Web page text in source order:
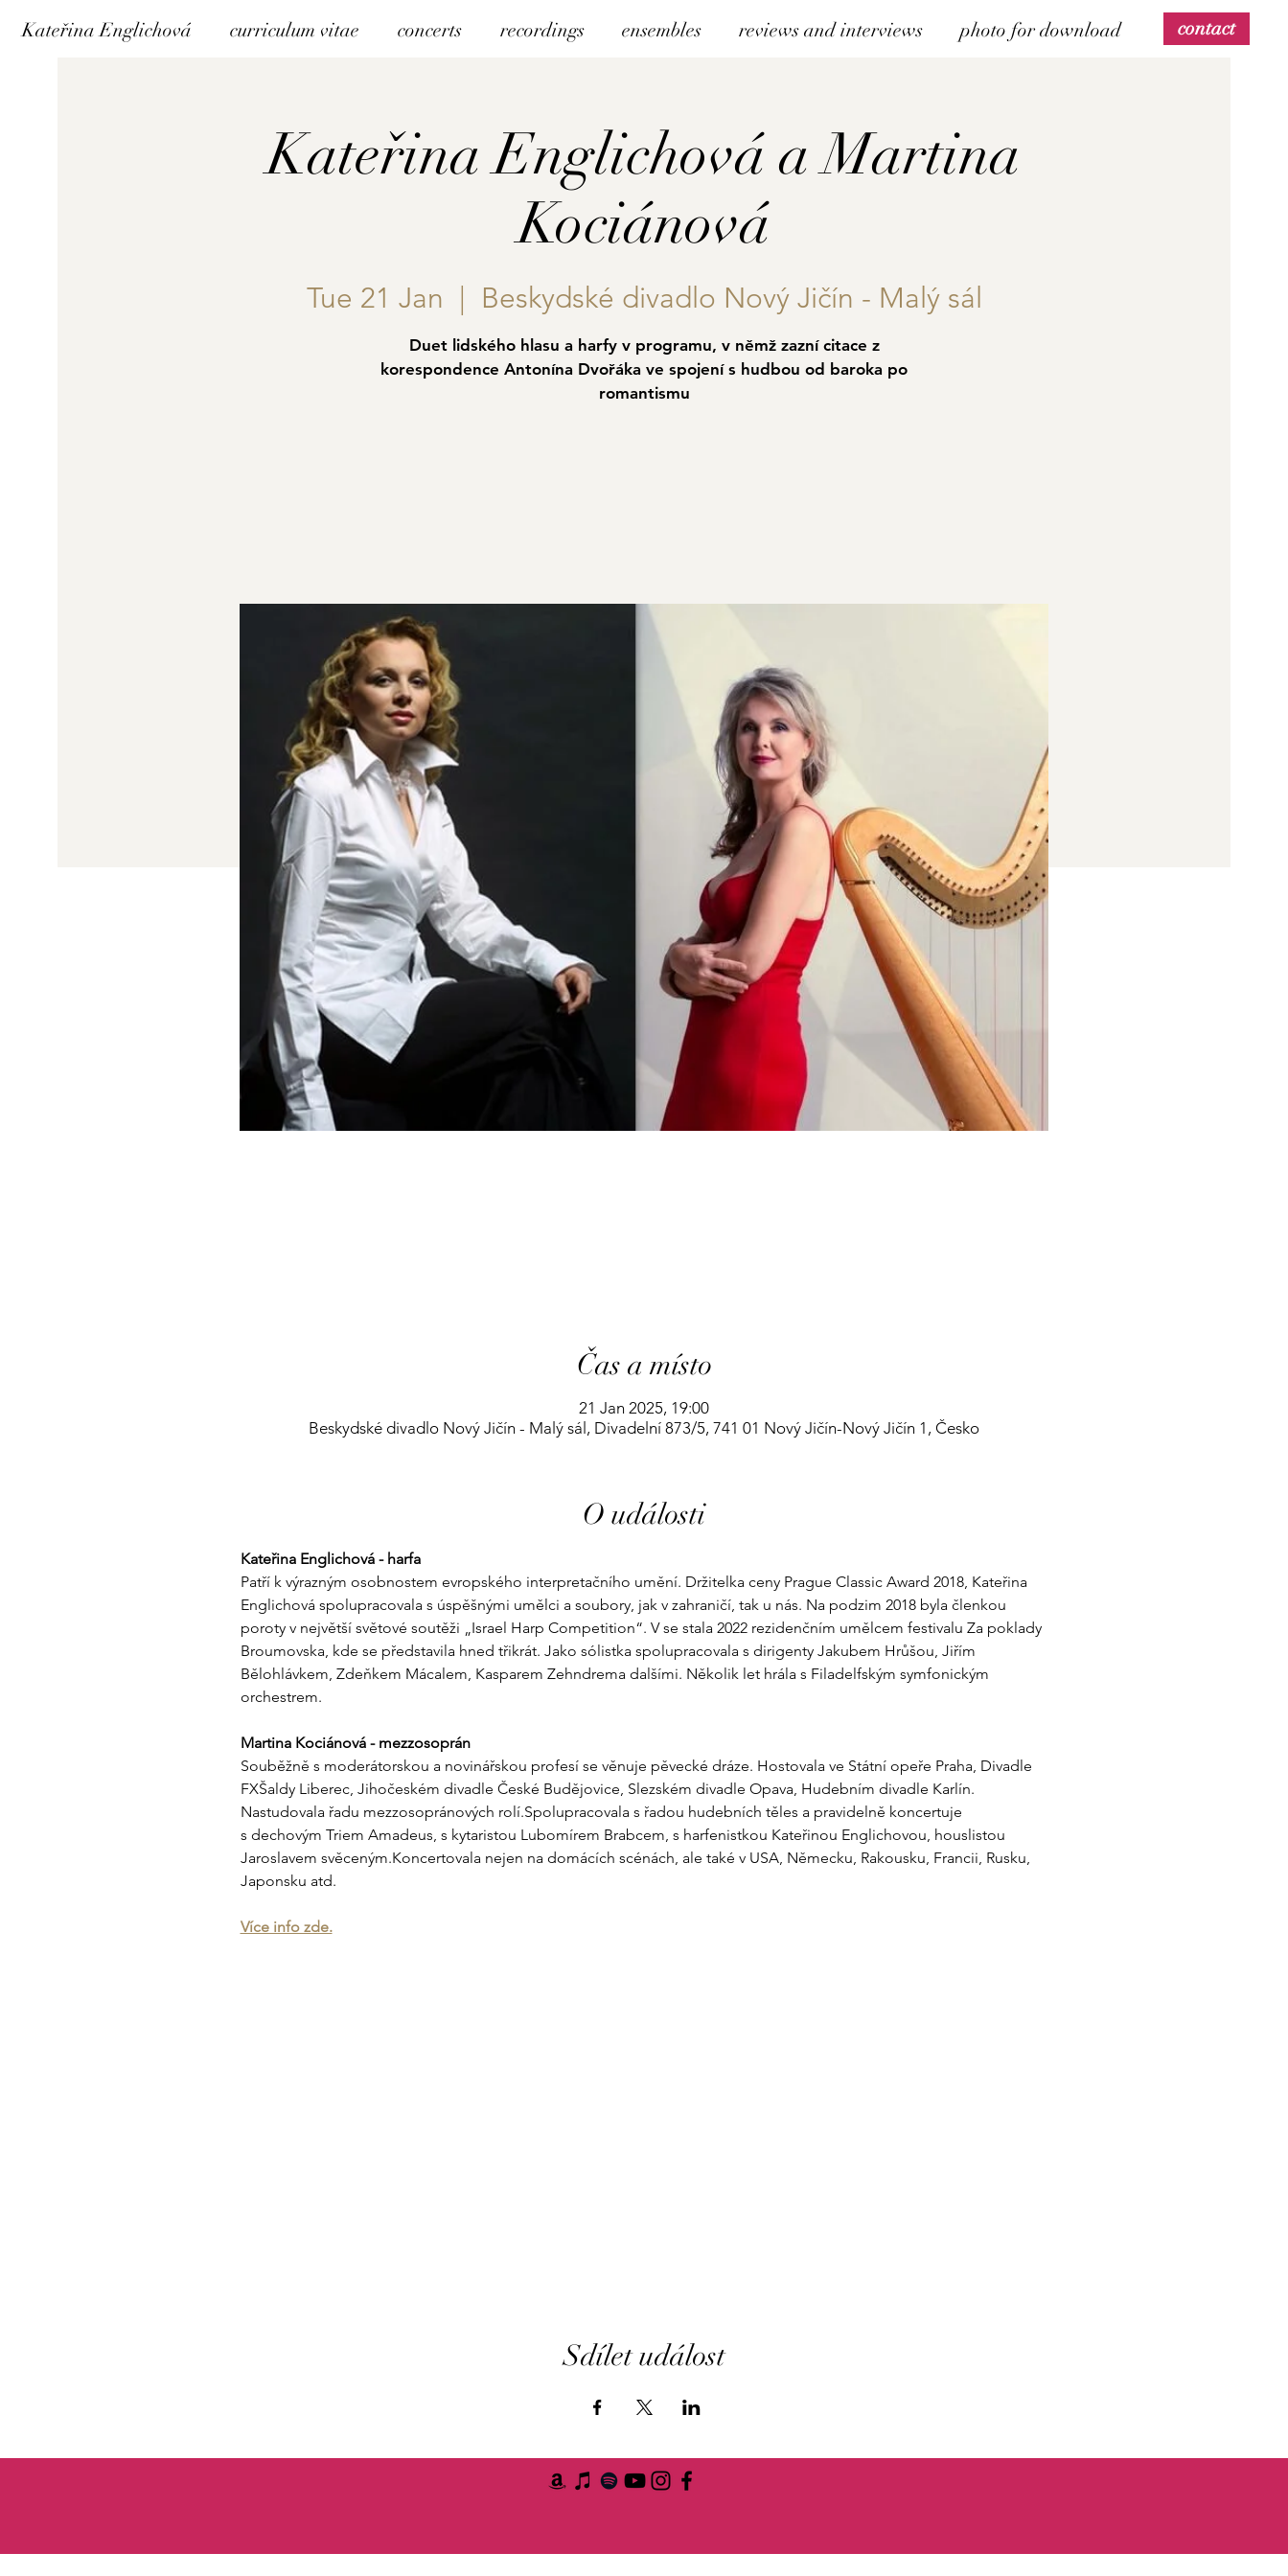
Kateřina Englichová curriculum vitae concerts recordings ensembles reviews and interviews photo for download contact
Kateřina Englichová a Martina
Kociánová
Tue 21 Jan Beskydské divadlo Nový Jičín - Malý sál
Duet lidského hlasu a harfy v programu, v němž zazní citace z
korespondence Antonína Dvořáka ve spojení s hudbou od baroka po
romantismu
Čas a místo
21 Jan 2025, 19:00
Beskydské divadlo Nový Jičín - Malý sál, Divadelní 873/5, 741 01 Nový Jičín-Nový Jičín 1, Česko
O události
Kateřina Englichová - harfa
Patří k výrazným osobnostem evropského interpretačního umění. Držitelka ceny Prague Classic Award 2018, Kateřina
Englichová spolupracovala s úspěšnými umělci a soubory, jak v zahraničí, tak u nás. Na podzim 2018 byla členkou
poroty v největší světové soutěži „Israel Harp Competition“. V se stala 2022 rezidenčním umělcem festivalu Za poklady
Broumovska, kde se představila hned třikrát. Jako sólistka spolupracovala s dirigenty Jakubem Hrůšou, Jiřím
Bělohlávkem, Zdeňkem Mácalem, Kasparem Zehndrema dalšími. Několik let hrála s Filadelfským symfonickým
orchestrem.
Martina Kociánová - mezzosoprán
Souběžně s moderátorskou a novinářskou profesí se věnuje pěvecké dráze. Hostovala ve Státní opeře Praha, Divadle
FXŠaldy Liberec, Jihočeském divadle České Budějovice, Slezském divadle Opava, Hudebním divadle Karlín.
Nastudovala řadu mezzosopránových rolí.Spolupracovala s řadou hudebních těles a pravidelně koncertuje
s dechovým Triem Amadeus, s kytaristou Lubomírem Brabcem, s harfenistkou Kateřinou Englichovou, houslistou
Jaroslavem svěceným.Koncertovala nejen na domácích scénách, ale také v USA, Německu, Rakousku, Francii, Rusku,
Japonsku atd.
Více info zde.
Sdílet událost